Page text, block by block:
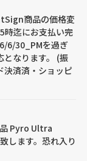
商品の価格変
時迄にお支払い完
6/30_PMを過ぎ
となります。 (振
決済済・ショッピ
品 Pyro Ultra
します。恐れ入り